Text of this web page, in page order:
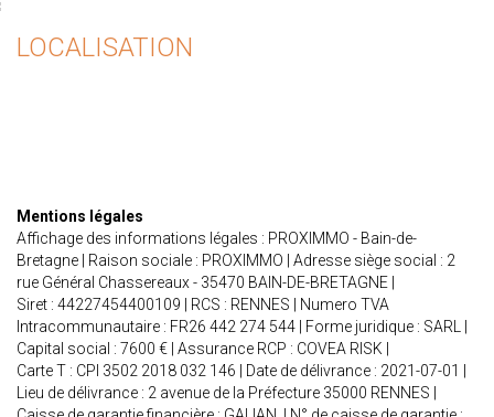
LOCALISATION
Mentions légales
Affichage des informations légales : PROXIMMO - Bain-de-
Bretagne | Raison sociale : PROXIMMO | Adresse siège social : 2
rue Général Chassereaux - 35470 BAIN-DE-BRETAGNE |
Siret : 44227454400109 | RCS : RENNES | Numero TVA
Intracommunautaire : FR26 442 274 544 | Forme juridique : SARL |
Capital social : 7600 € | Assurance RCP : COVEA RISK |
Carte T : CPI 3502 2018 032 146 | Date de délivrance : 2021-07-01 |
Lieu de délivrance : 2 avenue de la Préfecture 35000 RENNES |